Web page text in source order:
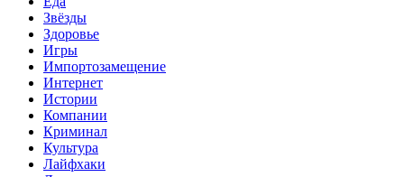
Звёзды
Здоровье
Игры
Импортозамещение
Интернет
Истории
Компании
Криминал
Культура
Лайфхаки